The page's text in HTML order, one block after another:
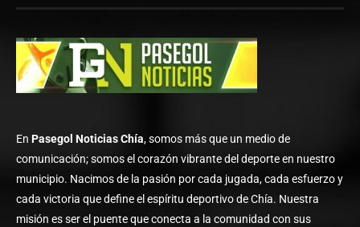
En Pasegol Noticias Chía, somos más que un medio de
comunicación; somos el corazón vibrante del deporte en nuestro
municipio. Nacimos de la pasión por cada jugada, cada esfuerzo y
cada victoria que define el espíritu deportivo de Chía. Nuestra
misión es ser el puente que conecta a la comunidad con sus